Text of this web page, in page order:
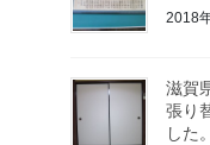
2018
滋賀
張り
した。